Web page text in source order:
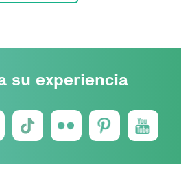
su experiencia